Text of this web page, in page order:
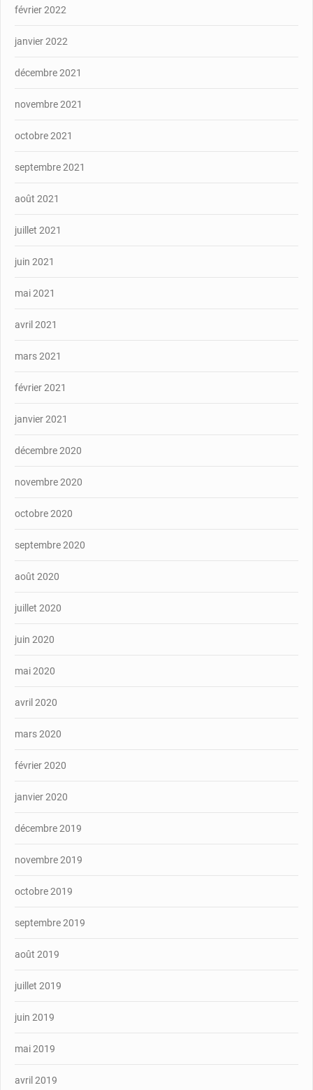
février 2022
janvier 2022
décembre 2021
novembre 2021
octobre 2021
septembre 2021
août 2021
juillet 2021
juin 2021
mai 2021
avril 2021
mars 2021
février 2021
janvier 2021
décembre 2020
novembre 2020
octobre 2020
septembre 2020
août 2020
juillet 2020
juin 2020
mai 2020
avril 2020
mars 2020
février 2020
janvier 2020
décembre 2019
novembre 2019
octobre 2019
septembre 2019
août 2019
juillet 2019
juin 2019
mai 2019
avril 2019